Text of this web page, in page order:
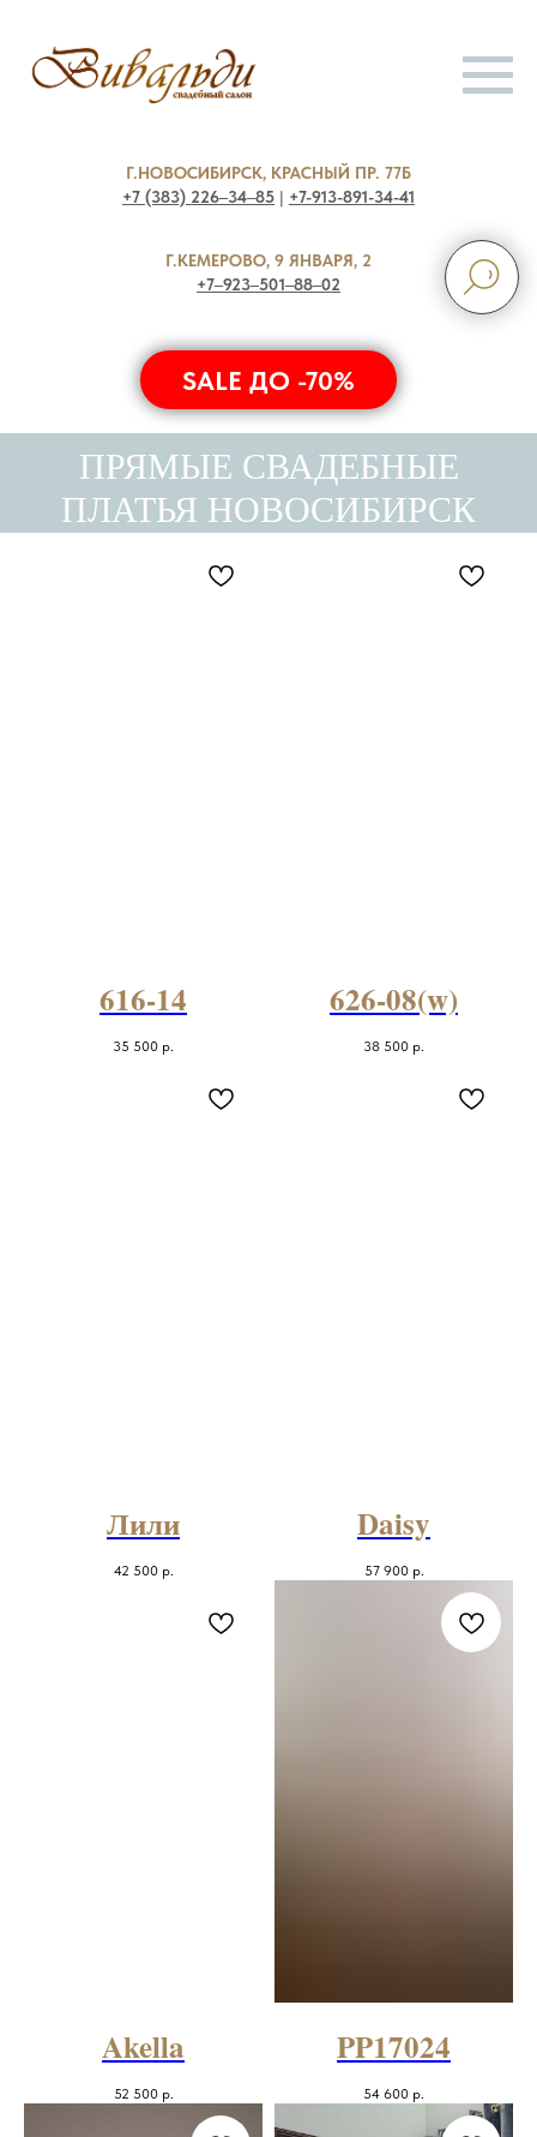
Г.НОВОСИБИРСК, КРАСНЫЙ ПР. 77Б
+7 (383) 226‒34‒85 | +7-913-891-34-41
Г.КЕМЕРОВО, 9 ЯНВАРЯ, 2
+7‒923‒501‒88‒02
SALE ДО -70%
ПРЯМЫЕ СВАДЕБНЫЕ
ПЛАТЬЯ НОВОСИБИРСК
616-14
35 500 р.
626-08(w)
38 500 р.
Лили
42 500 р.
Daisy
57 900 р.
Akella
52 500 р.
PP17024
54 600 р.